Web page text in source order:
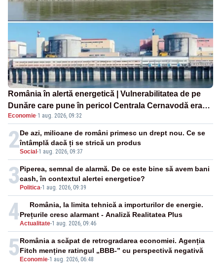
România în alertă energetică | Vulnerabilitatea de pe
Dunăre care pune în pericol Centrala Cernavodă era
cunoscută de pe vremea lui Ceaușescu
Economie·1 aug. 2026, 09:32
2Social -1 aug. 2026, 09:37
De azi, milioane de români primesc un drept nou. Ce se
întâmplă dacă ți se strică un produs
3 Politica-1 aug. 2026, 09:39
Piperea, semnal de alarmă. De ce este bine să avem bani
cash, în contextul alertei energetice?
4Actualitate-1 aug. 2026, 09:46
România, la limita tehnică a importurilor de energie.
Prețurile cresc alarmant - Analiză Realitatea Plus
5 Economie-1 aug. 2026, 06:48
România a scăpat de retrogradarea economiei. Agenția
Fitch menține ratingul „BBB-” cu perspectivă negativă